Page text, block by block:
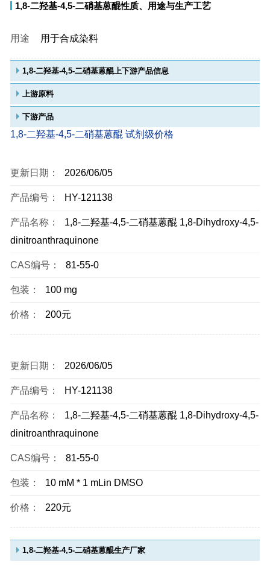
1,8-二羟基-4,5-二硝基蒽醌性质、用途与生产工艺
用途 用于合成染料
1,8-二羟基-4,5-二硝基蒽醌上下游产品信息
上游原料
下游产品
1,8-二羟基-4,5-二硝基蒽醌 试剂级价格
更新日期： 2026/06/05
产品编号： HY-121138
产品名称：
1,8-二羟基-4,5-二硝基蒽醌 1,8-Dihydroxy-4,5-
dinitroanthraquinone
CAS编号： 81-55-0
包装： 100 mg
价格： 200元
更新日期： 2026/06/05
产品编号： HY-121138
产品名称：
1,8-二羟基-4,5-二硝基蒽醌 1,8-Dihydroxy-4,5-
dinitroanthraquinone
CAS编号： 81-55-0
包装： 10 mM * 1 mLin DMSO
价格： 220元
1,8-二羟基-4,5-二硝基蒽醌生产厂家